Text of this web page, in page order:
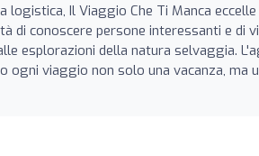
logistica, Il Viaggio Che Ti Manca
di conoscere persone interessanti e di
esplorazioni della natura selvaggia.
ogni viaggio non solo una vacanza, ma